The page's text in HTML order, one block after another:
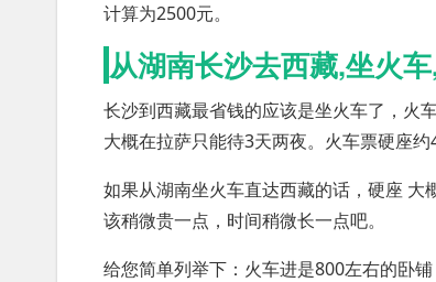
计算为2500元。
从湖南长沙去西藏,坐火
长沙到西藏最省钱的应该是坐火车了，火
大概在拉萨只能待3天两夜。火车票硬座
如果从湖南坐火车直达西藏的话，硬座
该稍微贵一点，时间稍微长一点吧。
给您简单列举下：火车进是800左右的卧